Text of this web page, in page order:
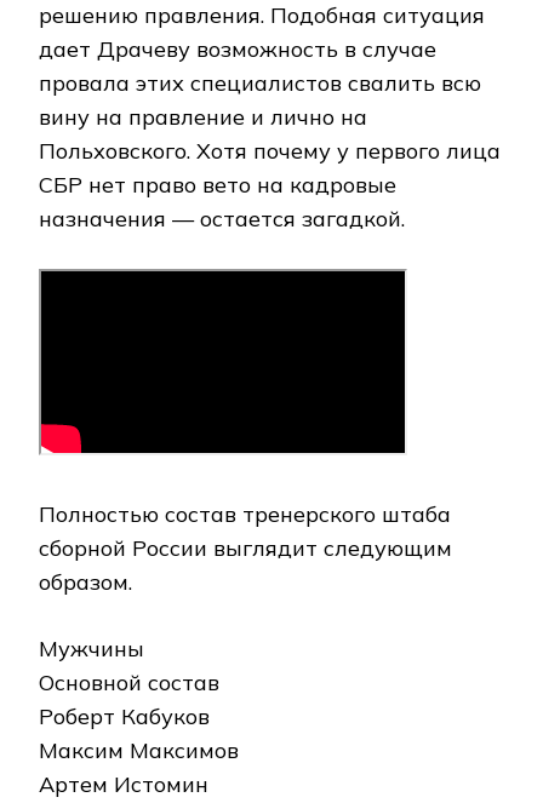
решению правления. Подобная ситуация
дает Драчеву возможность в случае
провала этих специалистов свалить всю
вину на правление и лично на
Польховского. Хотя почему у первого лица
СБР нет право вето на кадровые
назначения — остается загадкой.
Полностью состав тренерского штаба
сборной России выглядит следующим
образом.
Мужчины
Основной состав
Роберт Кабуков
Максим Максимов
Артем Истомин